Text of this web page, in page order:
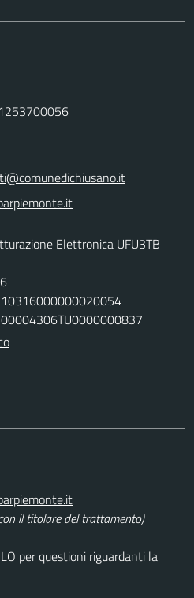
Elettronica UFU3TB
il titolare del trattamento)
per questioni riguardanti la